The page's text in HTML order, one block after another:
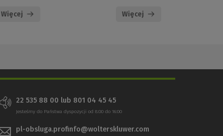
Więcej Więcej
22 535 88 00 lub 801 04 45 45
Jesteśmy do Państwa dyspozycji od 8:00 do 16:00
pl-obsluga.profinfo@wolterskluwer.com